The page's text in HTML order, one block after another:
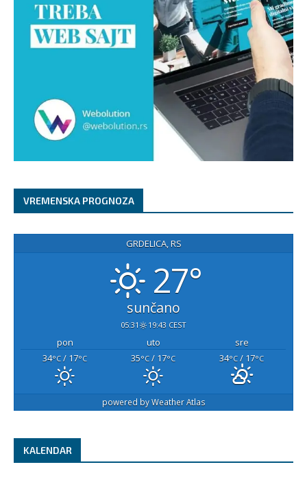
VREMENSKA PROGNOZA
GRDELICA, RS
27°
sunčano
05:31 19:43 CEST
pon uto
sre
34°C / 17°C 35°C / 17°C 34°C / 17°C
powered byWeather Atlas
KALENDAR